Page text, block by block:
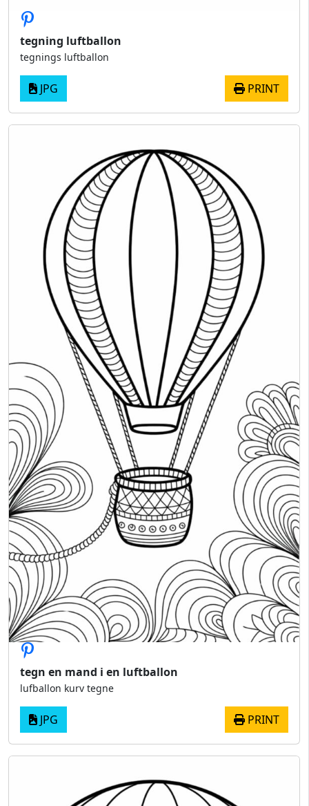
tegning luftballon
tegnings luftballon
JPG PRINT
tegn en mand i en luftballon
lufballon kurv tegne
JPG PRINT